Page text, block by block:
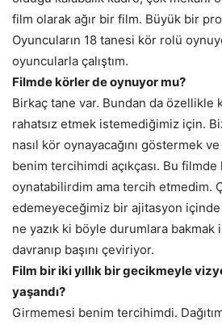
film olarak ağır bir film. Büyük bir
Oyuncuların 18 tanesi kör rolü
oyuncularla çalıştım.
Filmde körler de oynuyor mu?
Birkaç tane var. Bundan da özellikle
rahatsız etmek istemediğimiz için.
nasıl kör oynayacağını göstermek
benim tercihimdi açıkçası. Bu
oynatabilirdim ama tercih etmedim.
edemeyeceğimiz bir ajitasyon
ne yazık ki böyle durumlara
davranıp başını çeviriyor.
Film bir iki yıllık bir gecikmeyle
yaşandı?
Girmemesi benim tercihimdi.